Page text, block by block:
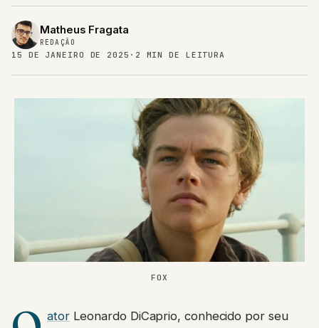
Matheus Fragata
REDAÇÃO
15 DE JANEIRO DE 2025 · 2 MIN DE LEITURA
FOX
atorLeonardo DiCaprio, conhecido por seu